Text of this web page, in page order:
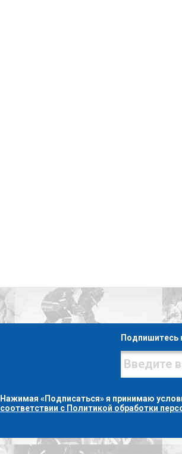
Подпишитесь
Нажимая «Подписаться» я принимаю
соответствии с Политикой обработки